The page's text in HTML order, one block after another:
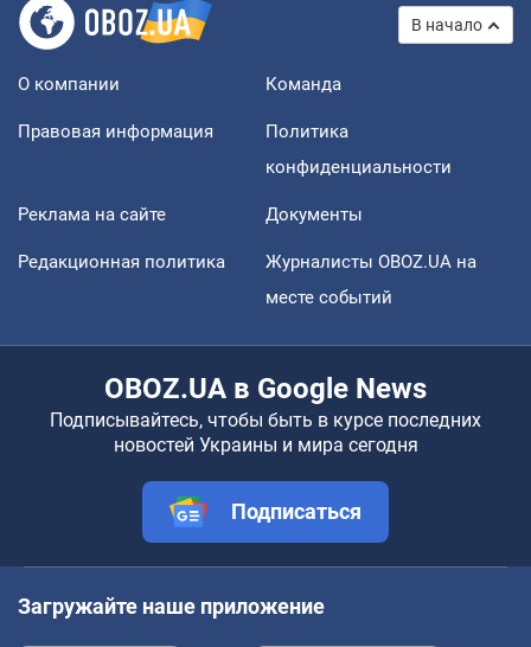
В начало
О компании Команда
Правовая информация
Политика
конфиденциальности
Реклама на сайте Документы
Редакционная политика
Журналисты OBOZ.UA на
месте событий
OBOZ.UA в Google News
Подписывайтесь, чтобы быть в курсе последних
новостей Украины и мира сегодня
Подписаться
Загружайте наше приложение